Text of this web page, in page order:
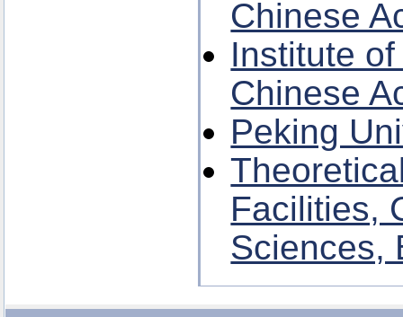
Chinese
Institute
Chinese
Peking
Facilities,
Sciences,